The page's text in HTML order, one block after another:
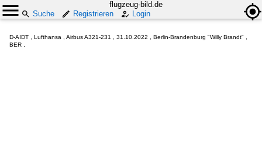
flugzeug-bild.de
Suche
Registrieren Login
D-AIDT , Lufthansa , Airbus A321-231 , 31.10.2022 , Berlin-Brandenburg "Willy Brandt" ,
BER ,